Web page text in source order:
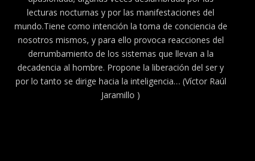
lecturas nocturnas y por las manifestaciones del
mundo.Tiene como intención la toma de conciencia de
nosotros mismos, y para ello provoca reacciones del
derrumbamiento de los sistemas que llevan a la
decadencia al hombre. Propone la liberación del ser y
por lo tanto se dirige hacia la inteligencia… (Víctor Raúl
Jaramillo )